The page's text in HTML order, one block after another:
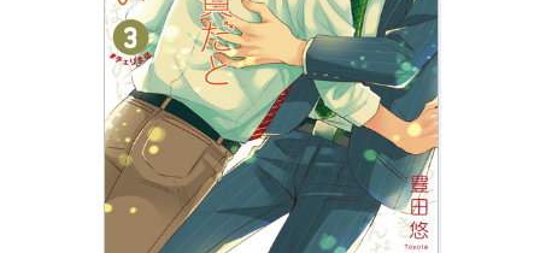
スクウェア・エニックス サイト内検索